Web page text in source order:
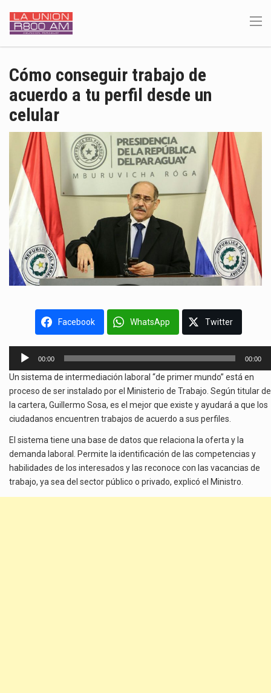
Cómo conseguir trabajo de
acuerdo a tu perfil desde un
celular
Facebook WhatsApp Twitter
Reproductor
audio
00:00 00:00
Un sistema de intermediación laboral “de primer mundo” está en
proceso de ser instalado por el Ministerio de Trabajo. Según titular de
la cartera, Guillermo Sosa, es el mejor que existe y ayudará a que los
ciudadanos encuentren trabajos de acuerdo a sus perfiles.
El sistema tiene una base de datos que relaciona la oferta y la
demanda laboral. Permite la identificación de las competencias y
habilidades de los interesados y las reconoce con las vacancias de
trabajo, ya sea del sector público o privado, explicó el Ministro.